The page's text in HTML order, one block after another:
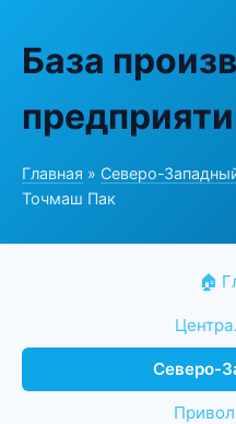
База
Главная » Северо-
Точмаш Пак
🏠
Северо-